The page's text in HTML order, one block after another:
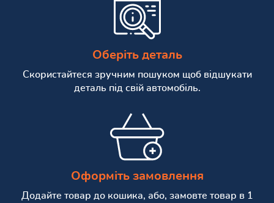
Оберіть деталь
Скористайтеся зручним пошуком щоб відшукати
деталь під свій автомобіль.
Оформіть замовлення
Додайте товар до кошика, або, замовте товар в 1